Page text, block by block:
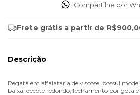
Compartilhe por
Frete grátis a partir de
Descrição
Regata em alfaiataria de viscose, possui
baixa, decote redondo, fechamento por gota